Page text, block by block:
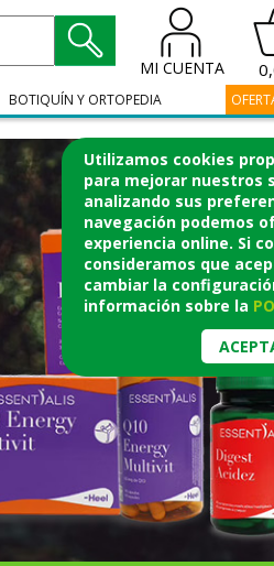
Utilizamos cookies
para mejorar nuestros
analizando sus
navegación podemos
experiencia online. Si
consideramos que
cambiar la
información sobre la
MI CUENTA
BOTIQUÍN Y ORTOPEDIA